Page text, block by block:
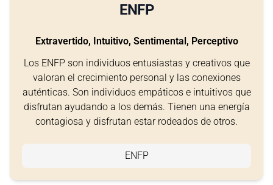
ENFP
Extravertido, Intuitivo, Sentimental, Perceptivo
Los ENFP son individuos entusiastas y creativos que
valoran el crecimiento personal y las conexiones
auténticas. Son individuos empáticos e intuitivos que
disfrutan ayudando a los demás. Tienen una energía
contagiosa y disfrutan estar rodeados de otros.
ENFP